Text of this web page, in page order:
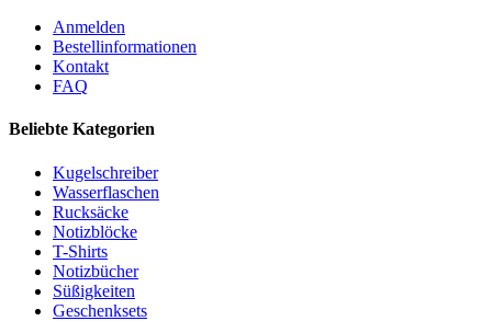
Anmelden
Bestellinformationen
Kontakt
FAQ
Beliebte Kategorien
Kugelschreiber
Wasserflaschen
Rucksäcke
Notizblöcke
T-Shirts
Notizbücher
Süßigkeiten
Geschenksets